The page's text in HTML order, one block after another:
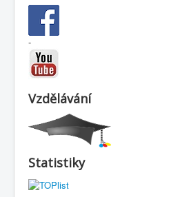
-
Vzdělávání
Statistiky